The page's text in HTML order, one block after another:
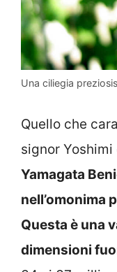
Una ciliegia
Quello che
signor
Yamagata
nell’omonima
Questa è una
dimensioni